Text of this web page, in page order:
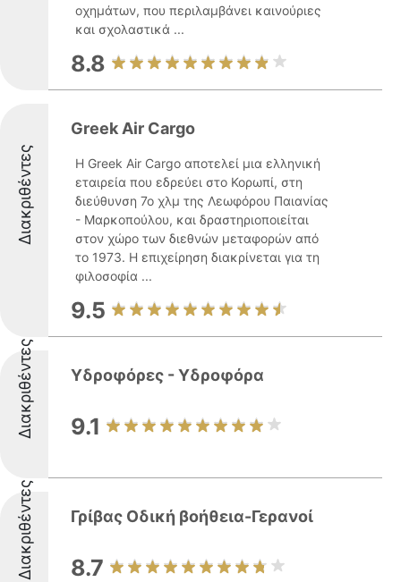
οχημάτων, που περιλαμβάνει καινούριες
και σχολαστικά ...
8.8
Διακριθέντες
Greek Air Cargo
Η Greek Air Cargo αποτελεί μια ελληνική
εταιρεία που εδρεύει στο Κορωπί, στη
διεύθυνση 7ο χλμ της Λεωφόρου Παιανίας
- Μαρκοπούλου, και δραστηριοποιείται
στον χώρο των διεθνών μεταφορών από
το 1973. Η επιχείρηση διακρίνεται για τη
φιλοσοφία ...
9.5
Διακριθέντες Υδροφόρες - Υδροφόρα
9.1
Διακριθέντες Γρίβας Οδική βοήθεια-Γερανοί
8.7